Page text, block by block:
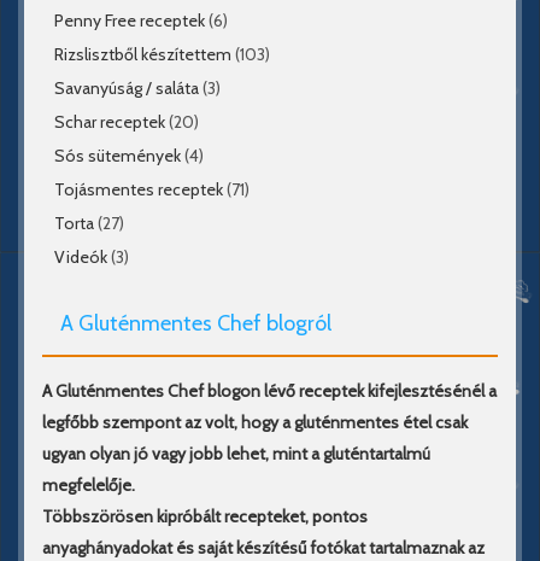
Penny Free receptek(6)
Rizslisztből készítettem (103)
Savanyúság / saláta(3)
Schar receptek(20)
Sós sütemények(4)
Tojásmentes receptek(71)
Torta(27)
Videók(3)
A Gluténmentes Chef blogról
A Gluténmentes Chef blogon lévő receptek kifejlesztésénél a
legfőbb szempont az volt, hogy a gluténmentes étel csak
ugyan olyan jó vagy jobb lehet, mint a gluténtartalmú
megfelelője.
Többszörösen kipróbált recepteket, pontos
anyaghányadokat és saját készítésű fotókat tartalmaznak az